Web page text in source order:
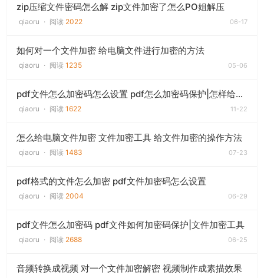
zip压缩文件密码怎么解 zip文件加密了怎么PO姐解压
qiaoru · 阅读 2022 06-17
如何对一个文件加密 给电脑文件进行加密的方法
qiaoru · 阅读 1235 05-06
pdf文件怎么加密码怎么设置 pdf怎么加密码保护|怎样给pdf格式文件加密
qiaoru · 阅读 1622 11-22
怎么给电脑文件加密 文件加密工具 给文件加密的操作方法
qiaoru · 阅读 1483 07-23
pdf格式的文件怎么加密 pdf文件加密码怎么设置
qiaoru · 阅读 2004 06-29
pdf文件怎么加密码 pdf文件如何加密码保护|文件加密工具
qiaoru · 阅读 2688 06-25
音频转换成视频 对一个文件加密解密 视频制作成素描效果